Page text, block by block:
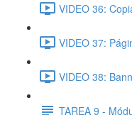
VIDEO 36:
VIDEO 37:
VIDEO 38:
TAREA 9 -